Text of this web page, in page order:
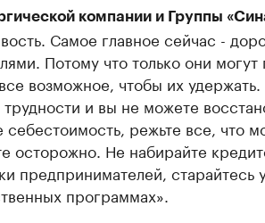
компании и Группы
Самое главное сейчас -
Потому что только они
возможное, чтобы их
трудности и вы не можете
себестоимость, режьте все, что
осторожно. Не набирайте
предпринимателей, старайтесь
программах».